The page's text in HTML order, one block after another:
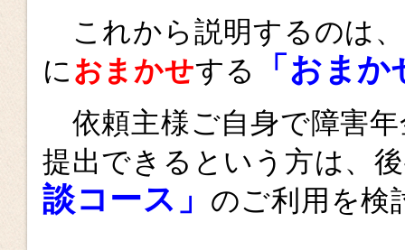
これから説明するのは
におまかせする 「おま
依頼主様ご自身で障害
提出できるという方は、
談コース」 のご利用を検